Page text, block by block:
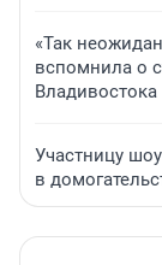
«Так
вспомнила о
Владивостока
Участницу
в